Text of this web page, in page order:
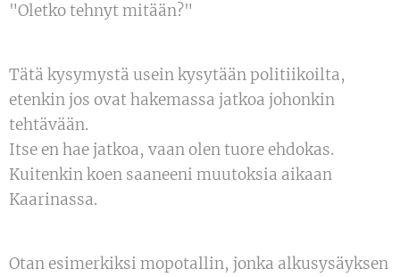
"Oletko tehnyt mitään?"
Tätä kysymystä usein kysytään politiikoilta,
etenkin jos ovat hakemassa jatkoa johonkin
tehtävään.
Itse en hae jatkoa, vaan olen tuore ehdokas.
Kuitenkin koen saaneeni muutoksia aikaan
Kaarinassa.
Otan esimerkiksi mopotallin, jonka alkusysäyksen